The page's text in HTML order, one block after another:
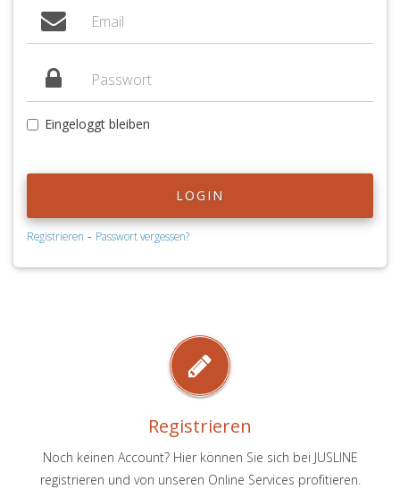
Eingeloggt bleiben
LOGIN
Registrieren - Passwort vergessen?
Registrieren
Noch keinen Account? Hier können Sie sich bei JUSLINE
registrieren und von unseren Online Services profitieren.